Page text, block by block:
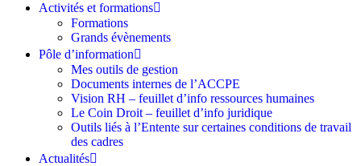
Activités et formations
Formations
Grands évènements
Pôle d’information
Mes outils de gestion
Documents internes de l’ACCPE
Vision RH – feuillet d’info ressources humaines
Le Coin Droit – feuillet d’info juridique
Outils liés à l’Entente sur certaines conditions de travail
des cadres
Actualités